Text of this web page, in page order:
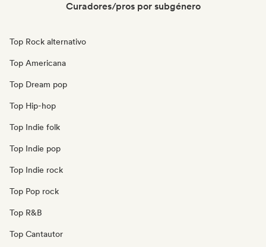
Curadores/pros por subgénero
Top Rock alternativo
Top Americana
Top Dream pop
Top Hip-hop
Top Indie folk
Top Indie pop
Top Indie rock
Top Pop rock
Top R&B
Top Cantautor